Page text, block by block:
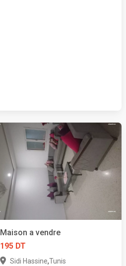
Maison a vendre
195 DT
Sidi Hassine,Tunis